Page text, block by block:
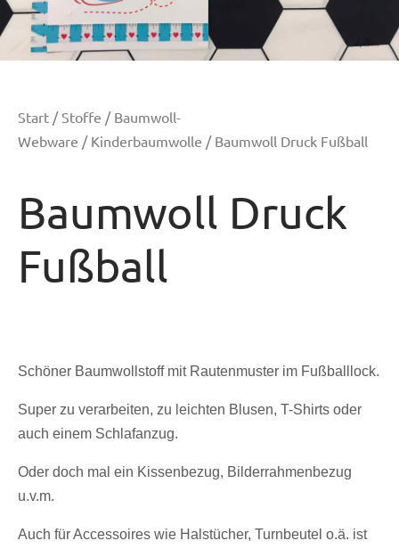
Start / Stoffe / Baumwoll-
Webware / Kinderbaumwolle / Baumwoll Druck Fußball
Baumwoll Druck
Fußball
Schöner Baumwollstoff mit Rautenmuster im Fußballlock.
Super zu verarbeiten, zu leichten Blusen, T-Shirts oder
auch einem Schlafanzug.
Oder doch mal ein Kissenbezug, Bilderrahmenbezug
u.v.m.
Auch für Accessoires wie Halstücher, Turnbeutel o.ä. ist